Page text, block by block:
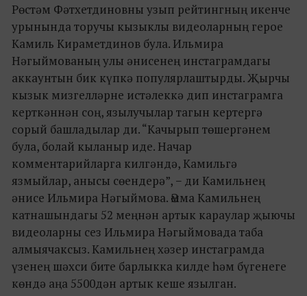
Рөстәм Фәтхетдиновны узып рейтингның икенче
урынында торучы кызыклы видеоларның герое
Камиль Кираметдинов була. Ильмира
Нәгыймованың улы әнисенең инстаграмдагы
аккаунтын бик күпкә популярлаштырды. Җырчы
кызык мизгелләрне истәлеккә дип инстаграмга
керткәннән соң, язылучылар тагын кертергә
сорый башладылар ди. “Качырып төшергәнем
була, болай кыланыр иде. Начар
комментарийларга килгәндә, Камильгә
язмыйлар, анысы сөендерә”, − ди Камильнең
әнисе Ильмира Нәгыймова. Әмма Камильнең
катнашындагы 52 меңнән артык караулар җыючы
видеоларны сез Ильмира Нәгыймовада таба
алмыячаксыз. Камильнең хәзер инстаграмда
үзенең шәхси бите барлыкка килде һәм бүгенеге
көндә аңа 5500дән артык кеше язылган.